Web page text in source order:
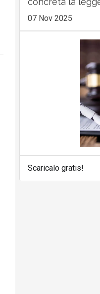
07 Nov 2025
Scaricalo gratis!